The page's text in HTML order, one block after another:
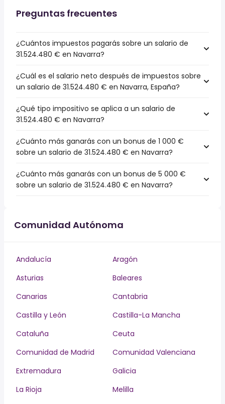
Preguntas frecuentes
¿Cuántos impuestos pagarás sobre un salario de
31.524.480 € en Navarra?
¿Cuál es el salario neto después de impuestos sobre
un salario de 31.524.480 € en Navarra, España?
¿Qué tipo impositivo se aplica a un salario de
31.524.480 € en Navarra?
¿Cuánto más ganarás con un bonus de 1 000 €
sobre un salario de 31.524.480 € en Navarra?
¿Cuánto más ganarás con un bonus de 5 000 €
sobre un salario de 31.524.480 € en Navarra?
Comunidad Autónoma
Andalucía
Aragón
Asturias
Baleares
Canarias
Cantabria
Castilla y León
Castilla-La Mancha
Cataluña
Ceuta
Comunidad de Madrid
Comunidad Valenciana
Extremadura
Galicia
La Rioja
Melilla